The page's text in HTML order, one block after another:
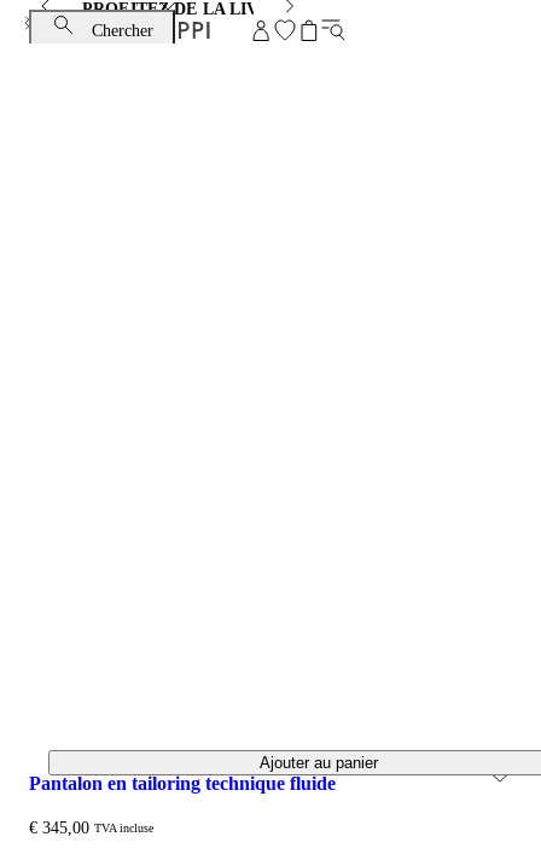
PROFITEZ DE LA LIVRAISON STANDARD ET DE
Chercher
pantalon en tailoring technique fluide
€ 345,00 TVA incluse
Ajouter au panier